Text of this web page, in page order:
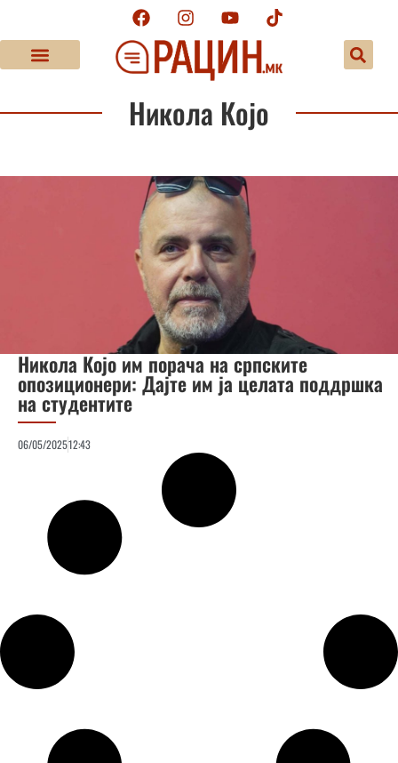
Никола Којо
Никола Којо им порача на српските
опозиционери: Дајте им ја целата поддршка
на студентите
06/05/202512:43